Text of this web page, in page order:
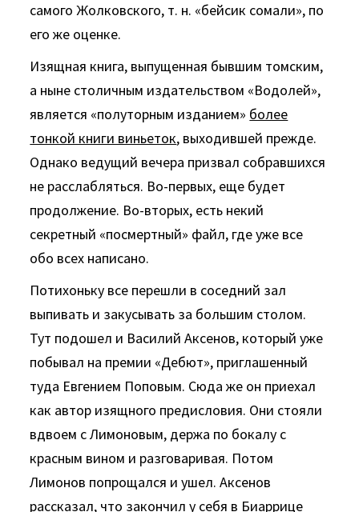
самого Жолковского, т. н. «бейсик сомали», по
его же оценке.
Изящная книга, выпущенная бывшим томским,
а ныне столичным издательством «Водолей»,
является «полуторным изданием» более
тонкой книги виньеток, выходившей прежде.
Однако ведущий вечера призвал собравшихся
не расслабляться. Во-первых, еще будет
продолжение. Во-вторых, есть некий
секретный «посмертный» файл, где уже все
обо всех написано.
Потихоньку все перешли в соседний зал
выпивать и закусывать за большим столом.
Тут подошел и Василий Аксенов, который уже
побывал на премии «Дебют», приглашенный
туда Евгением Поповым. Сюда же он приехал
как автор изящного предисловия. Они стояли
вдвоем с Лимоновым, держа по бокалу с
красным вином и разговаривая. Потом
Лимонов попрощался и ушел. Аксенов
рассказал, что закончил у себя в Биаррице